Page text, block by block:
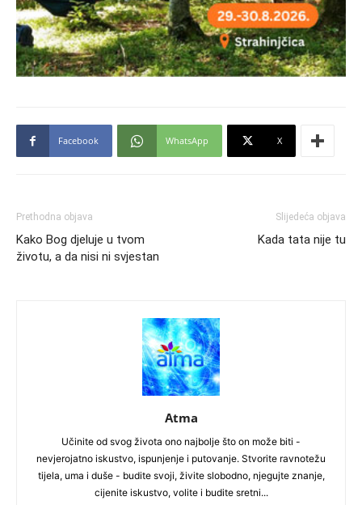
Facebook WhatsApp X
Prethodna objava
Kako Bog djeluje u tvom
životu, a da nisi ni svjestan
Slijedeća objava
Kada tata nije tu
Atma
Učinite od svog života ono najbolje što on može biti -
nevjerojatno iskustvo, ispunjenje i putovanje. Stvorite ravnotežu
tijela, uma i duše - budite svoji, živite slobodno, njegujte znanje,
cijenite iskustvo, volite i budite sretni...